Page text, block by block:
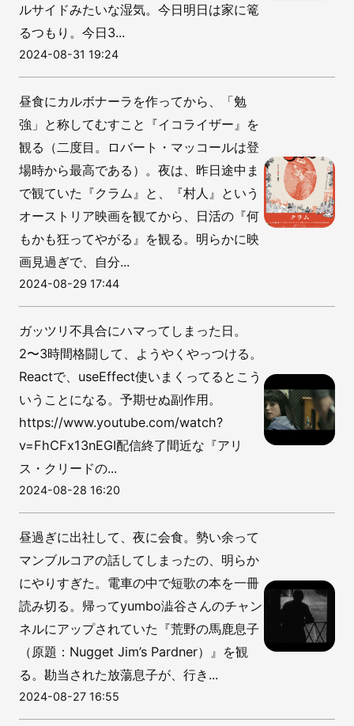
ルサイドみたいな湿気。今日明日は家に篭
るつもり。今日3...
2024-08-31 19:24
昼食にカルボナーラを作ってから、「勉
強」と称してむすこと『イコライザー』を
観る（二度目。ロバート・マッコールは登
場時から最高である）。夜は、昨日途中ま
で観ていた『クラム』と、『村人』という
オーストリア映画を観てから、日活の『何
もかも狂ってやがる』を観る。明らかに映
画見過ぎで、自分...
2024-08-29 17:44
ガッツリ不具合にハマってしまった日。
2〜3時間格闘して、ようやくやっつける。
Reactで、useEffect使いまくってるとこう
いうことになる。予期せぬ副作用。
https://www.youtube.com/watch?
v=FhCFx13nEGI配信終了間近な『アリ
ス・クリードの...
2024-08-28 16:20
昼過ぎに出社して、夜に会食。勢い余って
マンブルコアの話してしまったの、明らか
にやりすぎた。電車の中で短歌の本を一冊
読み切る。帰ってyumbo澁谷さんのチャン
ネルにアップされていた『荒野の馬鹿息子
（原題：Nugget Jim’s Pardner）』を観
る。勘当された放蕩息子が、行き...
2024-08-27 16:55